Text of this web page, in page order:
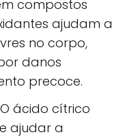
compostos
ajudam a
no corpo,
danos
precoce.
O ácido cítrico
ajudar a